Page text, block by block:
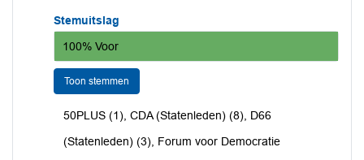
Stemuitslag
100% Voor
Toon stemmen
50PLUS (1), CDA (Statenleden) (8), D66
(Statenleden) (3), Forum voor Democratie